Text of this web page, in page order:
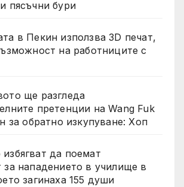
пясъчни бури
в Пекин използва 3D печат,
на работниците с
ще разгледа
претенции на Wang Fuk
за обратно изкупуване: Хоп
да поемат
за нападението в училище в
загинаха 155 души